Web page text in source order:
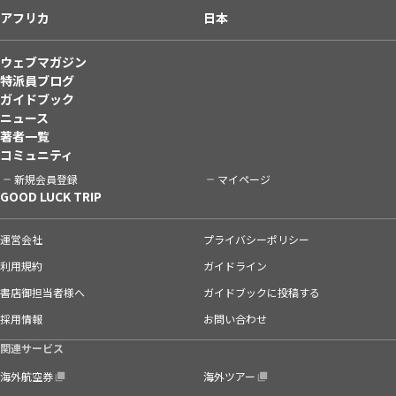
アフリカ
日本
ウェブマガジン
特派員ブログ
ガイドブック
ニュース
著者一覧
コミュニティ
新規会員登録 マイページ
GOOD LUCK TRIP
運営会社
プライバシーポリシー
利用規約
ガイドライン
書店御担当者様へ
ガイドブックに投稿する
採用情報
お問い合わせ
関連サービス
海外航空券
海外ツアー